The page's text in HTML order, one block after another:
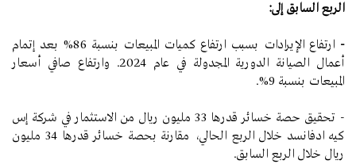
الربع السابق إلى:
-
ارتفاع الإيرادات بسبب ارتفاع كميات المبيعات بنسبة 86% بعد إتمام
أعمال الصيانة الدورية المجدولة في عام 2024. وارتفاع صافي أسعار
المبيعات بنسبة 9%.
- تحقيق حصة خسائر قدرها 33 مليون ريال من الاستثمار في شركة إس
كيه ادفانسد خلال الربع الحالي، مقارنة بحصة خسائر قدرها 34 مليون
ريال خلال الربع السابق.